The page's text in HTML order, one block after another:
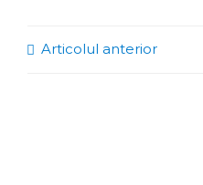
Articolul anterior